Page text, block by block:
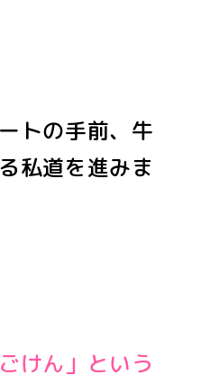
トの手前、牛
私道を進みま
けん」という